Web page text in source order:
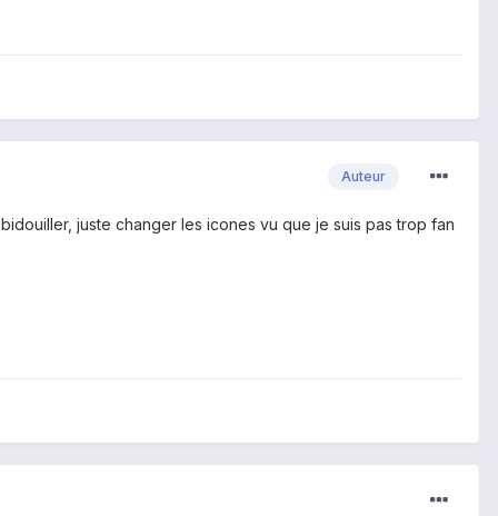
Auteur
juste changer les icones vu que je suis pas trop fan